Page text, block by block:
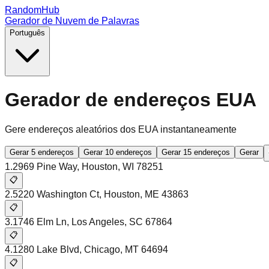
RandomHub
Gerador de Nuvem de Palavras
Português
Gerador de endereços EUA
Gere endereços aleatórios dos EUA instantaneamente
Gerar 5 endereços Gerar 10 endereços Gerar 15 endereços Gerar
1.2969 Pine Way, Houston, WI 78251
📋
2.5220 Washington Ct, Houston, ME 43863
📋
3.1746 Elm Ln, Los Angeles, SC 67864
📋
4.1280 Lake Blvd, Chicago, MT 64694
📋